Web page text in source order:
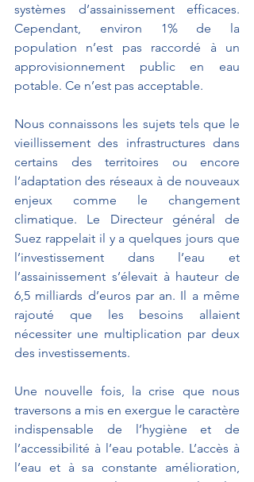
systèmes d’assainissement efficaces.
Cependant, environ 1% de la
population n’est pas raccordé à un
approvisionnement public en eau
potable. Ce n’est pas acceptable.
Nous connaissons les sujets tels que le
vieillissement des infrastructures dans
certains des territoires ou encore
l’adaptation des réseaux à de nouveaux
enjeux comme le changement
climatique. Le Directeur général de
Suez rappelait il y a quelques jours que
l’investissement dans l’eau et
l’assainissement s’élevait à hauteur de
6,5 milliards d’euros par an. Il a même
rajouté que les besoins allaient
nécessiter une multiplication par deux
des investissements.
Une nouvelle fois, la crise que nous
traversons a mis en exergue le caractère
indispensable de l’hygiène et de
l’accessibilité à l’eau potable. L’accès à
l’eau et à sa constante amélioration,